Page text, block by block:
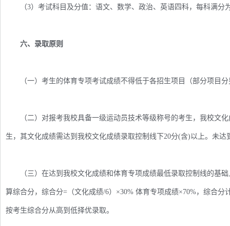
（3）考试科目及分值：语文、数学、政治、英语四科，每科满分
六、录取原则
（一）考生的体育专项考试成绩不得低于各招生项目（部分项目分
（二）对报考我校具备一级运动员技术等级称号的考生，我校文化
生，其文化成绩需达到我校文化成绩录取控制线下20分(含)以上。未
（三）在达到我校文化成绩和体育专项成绩最低录取控制线的基础
算综合分，综合分=（文化成绩/6）×30% 体育专项成绩×70%，综合
按考生综合分从高到低择优录取。